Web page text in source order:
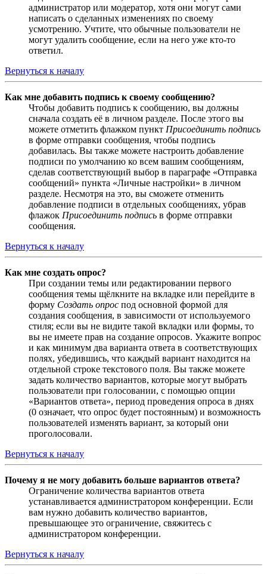
администратор или модератор, хотя они могут сами
написать о сделанных изменениях по своему
усмотрению. Учтите, что обычные пользователи не
могут удалить сообщение, если на него уже кто-то
ответил.
Вернуться к началу
Как мне добавить подпись к своему сообщению?
Чтобы добавить подпись к сообщению, вы должны
сначала создать её в личном разделе. После этого вы
можете отметить флажком пункт Присоединить подпись
в форме отправки сообщения, чтобы подпись
добавилась. Вы также можете настроить добавление
подписи по умолчанию ко всем вашим сообщениям,
сделав соответствующий выбор в параграфе «Отправка
сообщений» пункта «Личные настройки» в личном
разделе. Несмотря на это, вы сможете отменить
добавление подписи в отдельных сообщениях, убрав
флажок Присоединить подпись в форме отправки
сообщения.
Вернуться к началу
Как мне создать опрос?
При создании темы или редактировании первого
сообщения темы щёлкните на вкладке или перейдите в
форму Создать опрос под основной формой для
создания сообщения, в зависимости от используемого
стиля; если вы не видите такой вкладки или формы, то
вы не имеете прав на создание опросов. Укажите вопрос
и как минимум два варианта ответа в соответствующих
полях, убедившись, что каждый вариант находится на
отдельной строке текстового поля. Вы также можете
задать количество вариантов, которые могут выбрать
пользователи при голосовании, с помощью опции
«Вариантов ответа», период проведения опроса в днях
(0 означает, что опрос будет постоянным) и возможность
пользователей изменять вариант, за который они
проголосовали.
Вернуться к началу
Почему я не могу добавить больше вариантов ответа?
Ограничение количества вариантов ответа
устанавливается администратором конференции. Если
вам нужно добавить количество вариантов,
превышающее это ограничение, свяжитесь с
администратором конференции.
Вернуться к началу